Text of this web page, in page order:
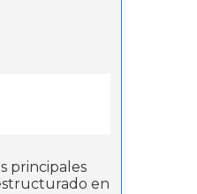
principales
en